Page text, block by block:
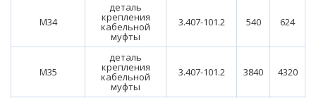
М34
деталь
крепления
кабельной
муфты
3.407-101.2 540 624
М35
деталь
крепления
кабельной
муфты
3.407-101.2 3840 4320